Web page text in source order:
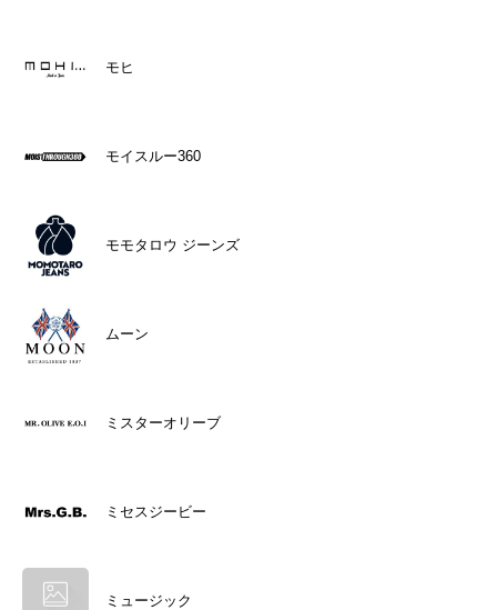
モヒ
モイスルー360
モモタロウ ジーンズ
ムーン
ミスターオリーブ
ミセスジービー
ミュージック